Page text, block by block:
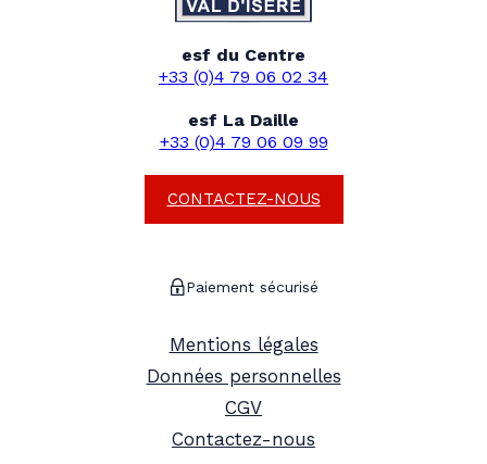
esf du Centre
+33 (0)4 79 06 02 34
esf La Daille
+33 (0)4 79 06 09 99
CONTACTEZ-NOUS
Paiement sécurisé
Mentions légales
Données personnelles
CGV
Contactez-nous